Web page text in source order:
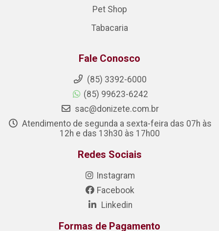
Pet Shop
Tabacaria
Fale Conosco
(85) 3392-6000
(85) 99623-6242
sac@donizete.com.br
Atendimento de segunda a sexta-feira das 07h às
12h e das 13h30 às 17h00
Redes Sociais
Instagram
Facebook
Linkedin
Formas de Pagamento